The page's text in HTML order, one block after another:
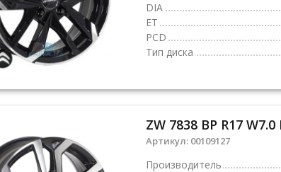
DIA
ET
PCD
Тип диска
ZW 7838 BP R17
Артикул: 00109127
Производитель